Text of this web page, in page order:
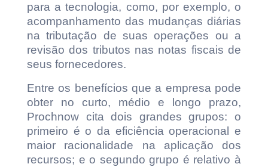
para a tecnologia, como, por exemplo, o
acompanhamento das mudanças diárias
na tributação de suas operações ou a
revisão dos tributos nas notas fiscais de
seus fornecedores.
Entre os benefícios que a empresa pode
obter no curto, médio e longo prazo,
Prochnow cita dois grandes grupos: o
primeiro é o da eficiência operacional e
maior racionalidade na aplicação dos
recursos; e o segundo grupo é relativo à